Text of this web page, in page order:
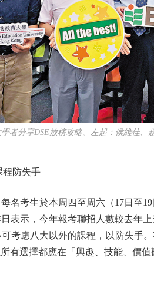
者分享DSE放榜攻略。左起：侯維佳、
防失手
考生於本周四至周六（17日至
表示，今年報考聯招人數較去年
考慮八大以外的課程，以防失手
有選擇都應在「興趣、技能、價